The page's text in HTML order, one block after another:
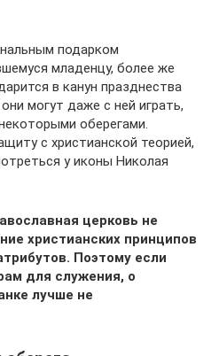
подарком
младенцу, более же
в канун празднества
могут даже с ней играть,
оберегами.
с христианской теорией,
у иконы Николая
церковь не
христианских принципов
Поэтому если
для служения, о
лучше не